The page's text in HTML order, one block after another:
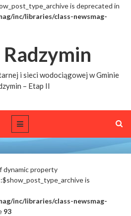
is deprecated in
inc/libraries/class-newsmag-
i sieci wodociągowej w Gminie
– Etap II
ulic
dynamic property
is
inc/libraries/class-newsmag-
93